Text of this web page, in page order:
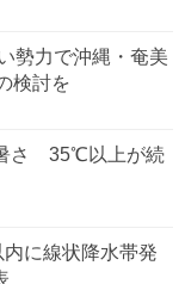
勢力で沖縄・奄美
検討を
さ 35℃以上が続
内に線状降水帯発